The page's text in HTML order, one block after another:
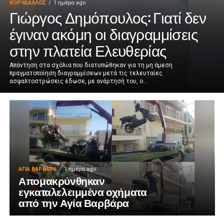
ΚΟΡΥΔΑΛΛΟΣ 1 ημέρα ago
Γιώργος Δημόπουλος: Γιατί δεν
έγιναν ακόμη οι διαγραμμίσεις
στην πλατεία Ελευθερίας
Απάντηση στα σχόλια που διατυπώθηκαν για τη μη άμεση
πραγματοποίηση διαγραμμίσεων μετά τις τελευταίες
ασφαλτοστρώσεις έδωσε, με ανάρτησή του, ο...
ΑΓΙΑ ΒΑΡΒΑΡΑ 1 ημέρα ago
Απομακρύνθηκαν
εγκαταλελειμμένα οχήματα
από την Αγία Βαρβάρα